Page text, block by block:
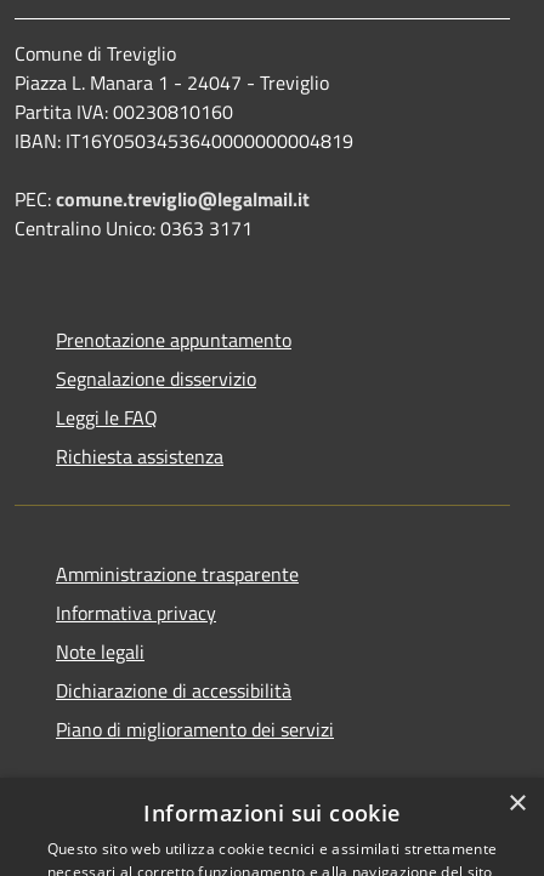
Comune di Treviglio
Piazza L. Manara 1 - 24047 - Treviglio
Partita IVA: 00230810160
IBAN: IT16Y0503453640000000004819
PEC:comune.treviglio@legalmail.it
Centralino Unico: 0363 3171
Prenotazione appuntamento
Segnalazione disservizio
Leggi le FAQ
Richiesta assistenza
Amministrazione trasparente
Informativa privacy
Note legali
Dichiarazione di accessibilità
Piano di miglioramento dei servizi
RSS
Copyright © 2026 • Comune di
×
Informazioni sui cookie
Questo sito web utilizza cookie tecnici e assimilati strettamente
necessari al corretto funzionamento e alla navigazione del sito,